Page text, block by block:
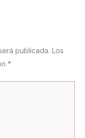
publicada. Los
*